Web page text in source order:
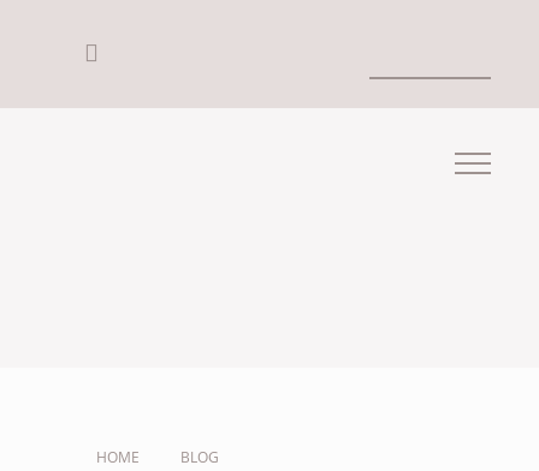
HOME
BLOG